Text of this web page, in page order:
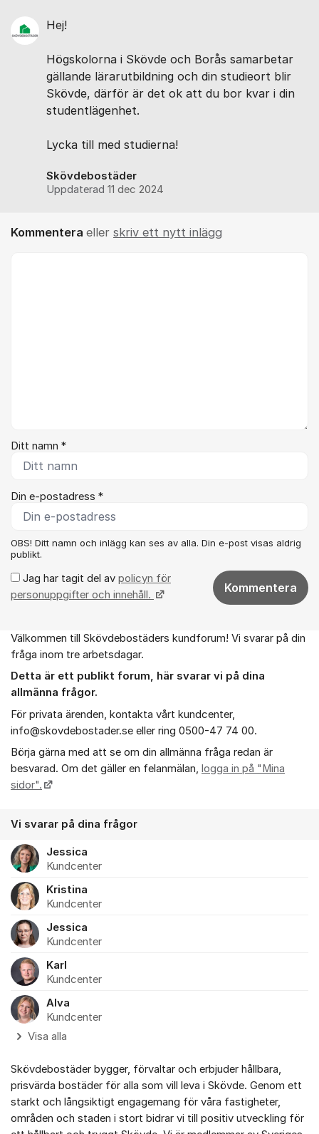
Hej!
Högskolorna i Skövde och Borås samarbetar
gällande lärarutbildning och din studieort blir
Skövde, därför är det ok att du bor kvar i din
studentlägenhet.
Lycka till med studierna!
Skövdebostäder
Uppdaterad 11 dec 2024
Kommentera eller skriv ett nytt inlägg
Ditt namn *
Din e-postadress *
OBS! Ditt namn och inlägg kan ses av alla. Din e-post visas aldrig
publikt.
Jag har tagit del av policyn för
personuppgifter och innehåll.
Kommentera
Om forumet
Välkommen till Skövdebostäders kundforum! Vi svarar på din
fråga inom tre arbetsdagar.
Detta är ett publikt forum, här svarar vi på dina
allmänna frågor.
För privata ärenden, kontakta vårt kundcenter,
info@skovdebostader.se eller ring 0500-47 74 00.
Börja gärna med att se om din allmänna fråga redan är
besvarad. Om det gäller en felanmälan, logga in på "Mina
sidor".
Vi svarar på dina frågor
Jessica
Kundcenter
Kristina
Kundcenter
Jessica
Kundcenter
Karl
Kundcenter
Alva
Kundcenter
Visa alla
Skövdebostäder bygger, förvaltar och erbjuder hållbara,
prisvärda bostäder för alla som vill leva i Skövde. Genom ett
starkt och långsiktigt engagemang för våra fastigheter,
områden och staden i stort bidrar vi till positiv utveckling för